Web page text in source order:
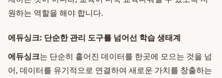
원하는 역할을 해야 합니다.
에듀싱크: 단순한 관리 도구를 넘어선 학습 생태계
에듀싱크는 단순히 흩어진 데이터를 한곳에 모으는 것을 넘
어, 데이터를 유기적으로 연결하여 새로운 가치를 창출하는